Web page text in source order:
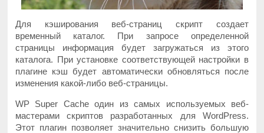
Для кэширования веб-страниц скрипт создает
временный каталог. При запросе определенной
страницы информация будет загружаться из этого
каталога. При установке соответствующей настройки в
плагине кэш будет автоматически обновляться после
изменения какой-либо веб-страницы.
WP Super Cache один из самых используемых веб-
мастерами скриптов разработанных для WordPress.
Этот плагин позволяет значительно снизить большую